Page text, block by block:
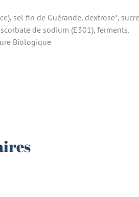
sel fin de Guérande, dextrose*,
de sodium (E301), ferments.
Biologique